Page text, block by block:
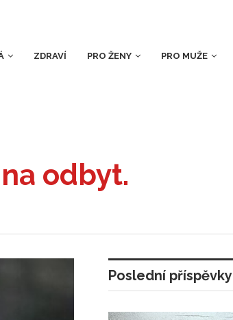
ZDRAVÍ PRO ŽENY PRO MUŽE
odbyt.
Poslední příspěvky